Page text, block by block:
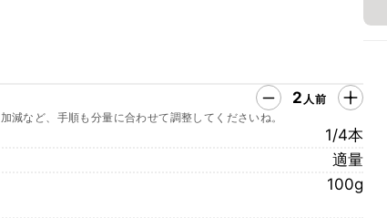
2 人前
減など、手順も分量に合わせて調整してくださいね。
1/4本
適量
100g